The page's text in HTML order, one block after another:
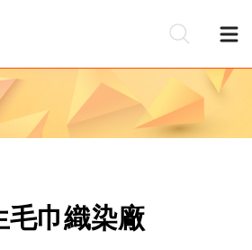
毛巾織染廠